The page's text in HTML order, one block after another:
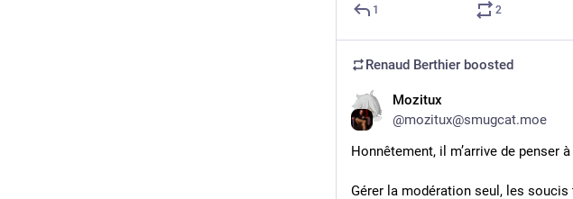
1 2
Renaud Berthier boosted
Mozitux
@mozitux@smugcat.moe
Honnêtement, il m’arrive de penser
Gérer la modération seul, les